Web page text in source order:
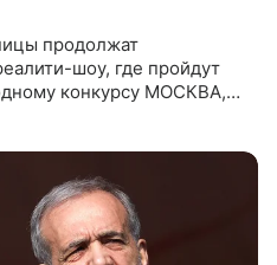
продолжат
шоу, где пройдут
конкурсу МОСКВА,